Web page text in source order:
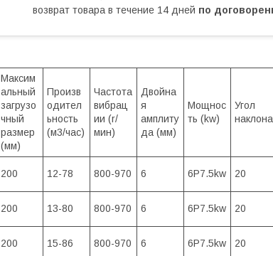
возврат товара в течение 14 дней по
Максим
альный
загрузо
чный
размер
(мм)
Произв
одител
ьность
(м3/час)
Частота
вибрац
ии (r/
мин)
Двойна
я
амплиту
да (мм)
Мощнос
ть (kw)
Угол
наклона
200 12-78 800-970 6 6P7.5kw 20
200 13-80 800-970 6 6P7.5kw 20
200 15-86 800-970 6 6P7.5kw 20